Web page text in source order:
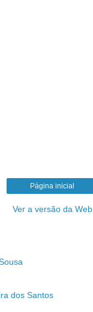
Página inicial
Ver a versão da Web
dos Santos